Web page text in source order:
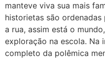
manteve viva sua mais
historietas são
a rua, assim está o
exploração na escola. Na
completo da polêmica